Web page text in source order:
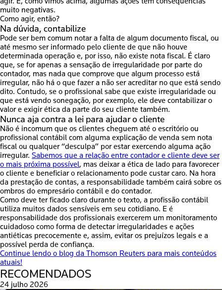
muito negativas.
Como agir, então?
Na dúvida, contabilize
Pode ser bem comum notar a falta de algum documento fiscal, ou
até mesmo ser informado pelo cliente de que não houve
determinada operação e, por isso, não existe nota fiscal. É claro
que, se for apenas a sensação de irregularidade por parte do
contador, mas nada que comprove que algum processo está
irregular, não há o que fazer a não ser acreditar no que está sendo
dito. Contudo, se o profissional sabe que existe irregularidade ou
que está vendo sonegação, por exemplo, ele deve contabilizar o
valor e exigir ética da parte do seu cliente também.
Nunca aja contra a lei para ajudar o cliente
Não é incomum que os clientes cheguem até o escritório ou
profissional contábil com alguma explicação de venda sem nota
fiscal ou qualquer “desculpa” por estar exercendo alguma ação
irregular. Sabemos que a relação entre contador e cliente deve ser
o mais próxima possível, mas deixar a ética de lado para favorecer
o cliente e beneficiar o relacionamento pode custar caro. Na hora
da prestação de contas, a responsabilidade também cairá sobre os
ombros do empresário contábil e do contador.
Como deve ter ficado claro durante o texto, a profissão contábil
utiliza muitos dados sensíveis em seu cotidiano. E é
responsabilidade dos profissionais exercerem um monitoramento
cuidadoso como forma de detectar irregularidades e ações
antiéticas precocemente e, assim, evitar os prejuízos legais e a
possível perda de confiança.
Continue lendo o blog da Thomson Reuters para mais conteúdos
atuais!
RECOMENDADOS
24 julho 2026